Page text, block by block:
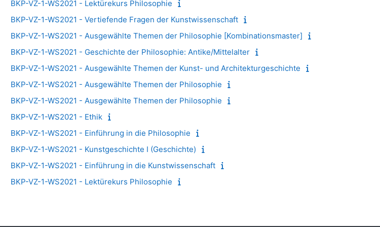
BKP-VZ-1-WS2021 - Lektürekurs Philosophie
BKP-VZ-1-WS2021 - Vertiefende Fragen der Kunstwissenschaft
BKP-VZ-1-WS2021 - Ausgewählte Themen der Philosophie [Kombinationsmaster]
BKP-VZ-1-WS2021 - Geschichte der Philosophie: Antike/Mittelalter
BKP-VZ-1-WS2021 - Ausgewählte Themen der Kunst- und Architekturgeschichte
BKP-VZ-1-WS2021 - Ausgewählte Themen der Philosophie
BKP-VZ-1-WS2021 - Ausgewählte Themen der Philosophie
BKP-VZ-1-WS2021 - Ethik
BKP-VZ-1-WS2021 - Einführung in die Philosophie
BKP-VZ-1-WS2021 - Kunstgeschichte I (Geschichte)
BKP-VZ-1-WS2021 - Einführung in die Kunstwissenschaft
BKP-VZ-1-WS2021 - Lektürekurs Philosophie